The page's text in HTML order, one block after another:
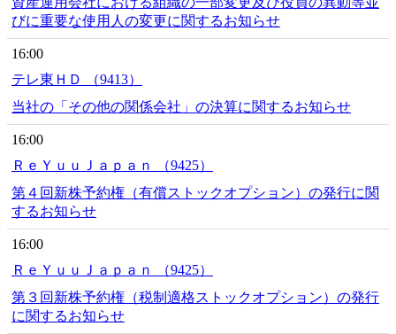
びに重要な使用人の変更に関するお知らせ
16:00
テレ東ＨＤ （9413）
当社の「その他の関係会社」の決算に関するお知らせ
16:00
ＲｅＹｕｕＪａｐａｎ （9425）
第４回新株予約権（有償ストックオプション）の発行に関
するお知らせ
16:00
ＲｅＹｕｕＪａｐａｎ （9425）
第３回新株予約権（税制適格ストックオプション）の発行
に関するお知らせ